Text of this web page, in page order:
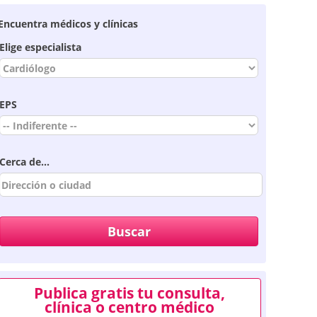
médicos y clínicas
Elige especialista
EPS
Cerca de...
Publica gratis tu consulta,
clínica o centro médico